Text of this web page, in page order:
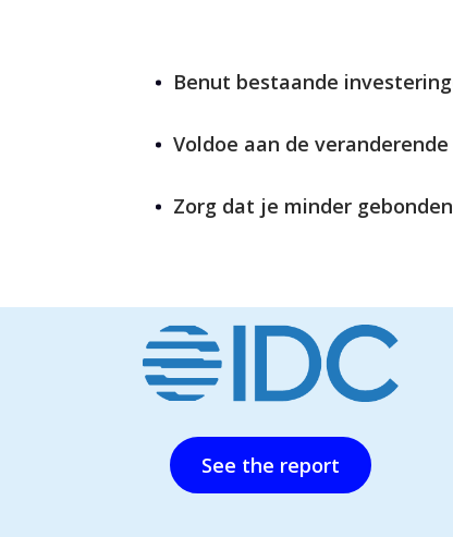
Benut bestaande
Voldoe aan de
Zorg dat je minder
See the report